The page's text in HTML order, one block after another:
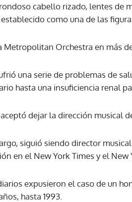
cabello rizado, lentes de
como una de las
Metropolitan Orchestra en más
una serie de problemas de
hasta una insuficiencia renal
aceptó dejar la dirección musical
siguió siendo director
en el New York Times y el
expusieron el caso de un
hasta 1993.